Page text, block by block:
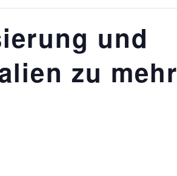
und
zu mehr